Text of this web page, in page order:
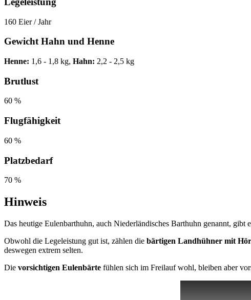
160 Eier / Jahr
Gewicht Hahn und Henne
Henne: 1,6 - 1,8 kg, Hahn: 2,2 - 2,5 kg
Brutlust
60 %
Flugfähigkeit
60 %
Platzbedarf
70 %
Hinweis
Das heutige Eulenbarthuhn, auch Niederländisches Barthuhn genannt, gibt
Obwohl die Legeleistung gut ist, zählen die bärtigen Landhühner mit
deswegen extrem selten.
Die vorsichtigen Eulenbärte fühlen sich im Freilauf wohl, bleiben aber